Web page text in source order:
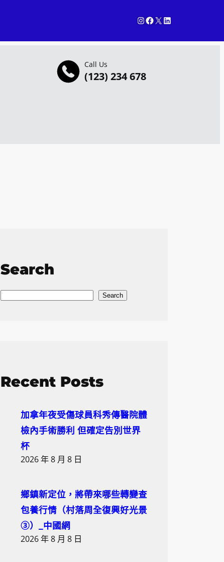
Call Us
(123) 234 678
InstagramFacebook X LinkedIn
Search
S
h
Search
Recent Posts
加拿年夜受傷球員科秀傳醫院體
檢內手術勝利 但確定告別世界
杯
2026 年 8 月 8 日
鄉鎮新定位，將帶來哪些轉變查
包養行情（村落周全復興好光景
③）_中國網
2026 年 8 月 8 日